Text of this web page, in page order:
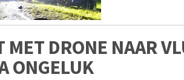
MET DRONE NAAR
ONGELUK